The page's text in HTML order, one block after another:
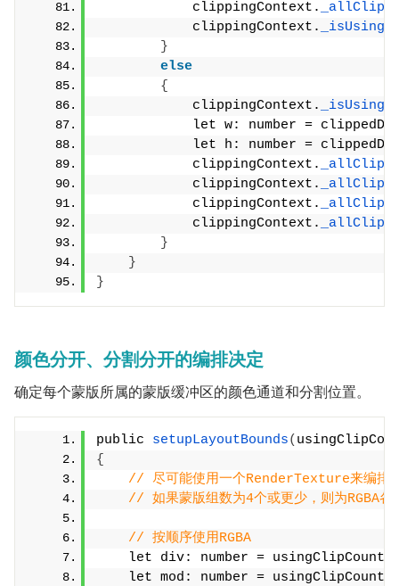
            clippingContext.
            clippingContext.
_isUsing
}
else
{
            clippingContext.
_isUsing
let w: number =
let h: number =
            clippingContext.
            clippingContext.
            clippingContext.
            clippingContext.
}
}
}
颜色分开、分割分开的编排决定
确定每个蒙版所属的蒙版缓冲区的颜色通道和分割位置。
public setupLayoutBounds(
{
// 尽可能使用一个RenderTexture来编排
// 如果蒙版组数为4个或更少，则为RGBA
// 按顺序使用RGBA
let div: number = usingClipCount
let mod: number = usingClipCount